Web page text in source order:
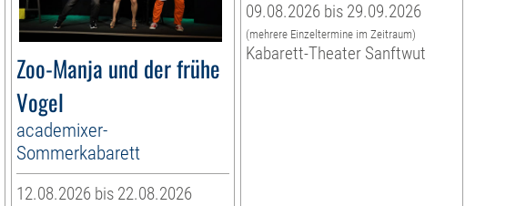
Zoo-Manja und der frühe
Vogel
academixer-
Sommerkabarett
12.08.2026 bis 22.08.2026
09.08.2026 bis 29.09.2026
(mehrere Einzeltermine im Zeitraum)
Kabarett-Theater Sanftwut